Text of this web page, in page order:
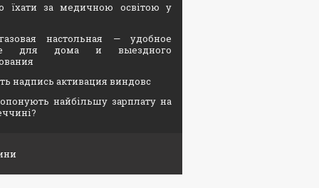
їхати за медичною освітою у
настольная — удобное
для дома и выездного
надпись активация виндовс
найбільшу зарплату на